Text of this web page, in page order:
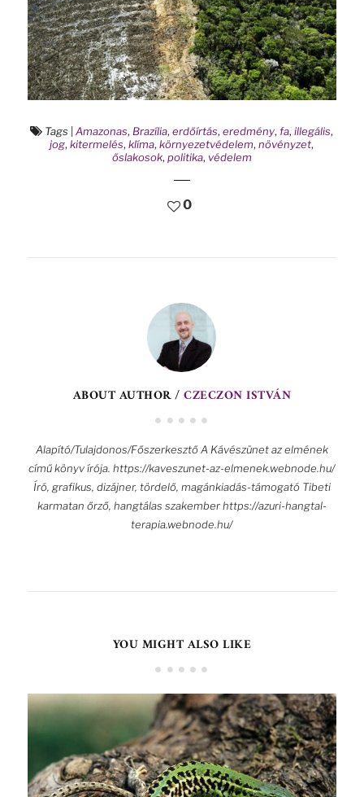
Tags |Amazonas, Brazília,erdőírtás,eredmény,fa,illegális,
jog,kitermelés,klíma,környezetvédelem,növényzet,
őslakosok, politika, védelem
0
ABOUT AUTHOR /CZECZON ISTVÁN
Alapító/Tulajdonos/Főszerkesztő A Kávészünet az elmének
című könyv írója. https://kaveszunet-az-elmenek.webnode.hu/
Író, grafikus, dizájner, tördelő, magánkiadás-támogató Tibeti
karmatan őrző, hangtálas szakember https://azuri-hangtal-
terapia.webnode.hu/
YOU MIGHT ALSO LIKE